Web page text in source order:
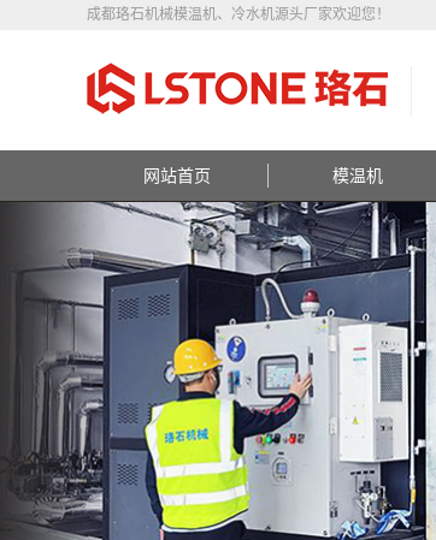
成都珞石机械模温机、冷水机源头厂家欢迎您！
网站首页 模温机